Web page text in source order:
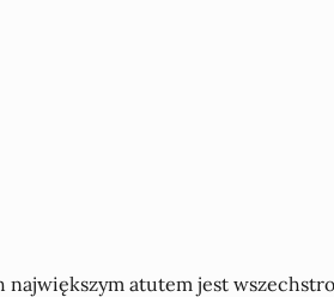
atutem jest